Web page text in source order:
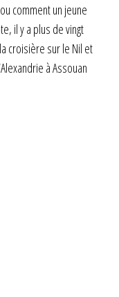
comment un jeune
il y a plus de vingt
croisière sur le Nil et
à Assouan